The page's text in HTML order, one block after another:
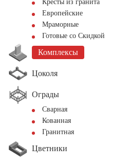
Кресты из гранита
Европейские
Мраморные
Готовые со Скидкой
Комплексы
Цоколя
Ограды
Сварная
Кованная
Гранитная
Цветники